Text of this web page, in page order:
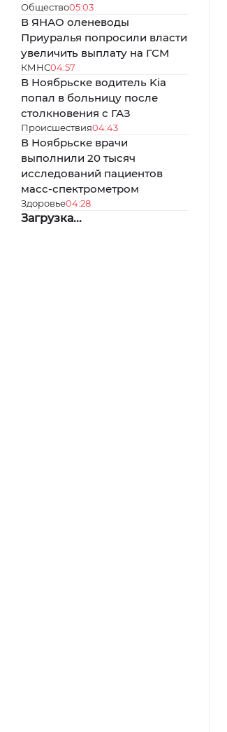
Общество05:03
В ЯНАО оленеводы
Приуралья попросили власти
увеличить выплату на ГСМ
КМНС04:57
В Ноябрьске водитель Kia
попал в больницу после
столкновения с ГАЗ
Происшествия04:43
В Ноябрьске врачи
выполнили 20 тысяч
исследований пациентов
масс-спектрометром
Здоровье04:28
Загрузка...